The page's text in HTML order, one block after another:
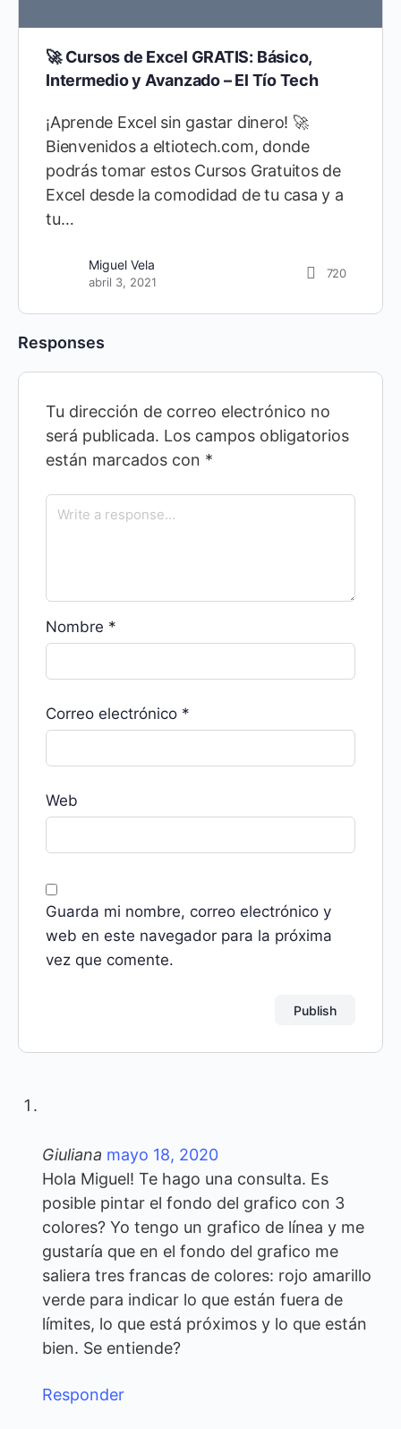
🚀 Cursos de Excel GRATIS: Básico,
Intermedio y Avanzado – El Tío Tech
¡Aprende Excel sin gastar dinero! 🚀
Bienvenidos a eltiotech.com, donde
podrás tomar estos Cursos Gratuitos de
Excel desde la comodidad de tu casa y a
tu…
Miguel Vela
abril 3, 2021
720
Responses
Tu dirección de correo electrónico no
será publicada. Los campos obligatorios
están marcados con *
Nombre *
Correo electrónico *
Web
Guarda mi nombre, correo electrónico y
web en este navegador para la próxima
vez que comente.
Giuliana mayo 18, 2020
Hola Miguel! Te hago una consulta. Es
posible pintar el fondo del grafico con 3
colores? Yo tengo un grafico de línea y me
gustaría que en el fondo del grafico me
saliera tres francas de colores: rojo amarillo
verde para indicar lo que están fuera de
límites, lo que está próximos y lo que están
bien. Se entiende?
Responder